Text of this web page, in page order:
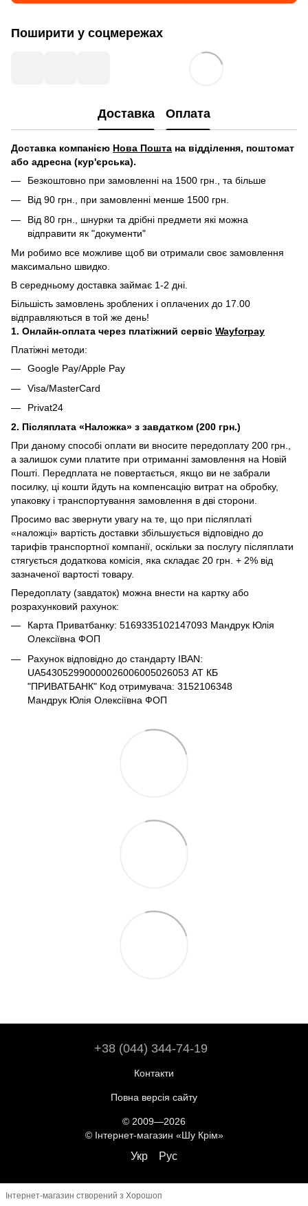
Поширити у соцмережах
Доставка Оплата
Доставка компанією Нова Пошта на відділення, поштомат
або адресна (кур'єрська).
Безкоштовно при замовленні на 1500 грн., та більше
Від 90 грн., при замовленні менше 1500 грн.
Від 80 грн., шнурки та дрібні предмети які можна
відправити як "документи"
Ми робимо все можливе щоб ви отримали своє замовлення
максимально швидко.
В середньому доставка займає 1-2 дні.
Більшість замовлень зроблених і оплачених до 17.00
відправляються в той же день!
1. Онлайн-оплата через платіжний сервіс Wayforpay
Платіжні методи:
Google Pay/Apple Pay
Visa/MasterCard
Privat24
2. Післяплата «Наложка» з завдатком (200 грн.)
При даному способі оплати ви вносите передоплату 200 грн.,
а залишок суми платите при отриманні замовлення на Новій
Пошті. Передплата не повертається, якщо ви не забрали
посилку, ці кошти йдуть на компенсацію витрат на обробку,
упаковку і транспортування замовлення в дві сторони.
Просимо вас звернути увагу на те, що при післяплаті
«наложці» вартість доставки збільшується відповідно до
тарифів транспортної компанії, оскільки за послугу післяплати
стягується додаткова комісія, яка складає 20 грн. + 2% від
зазначеної вартості товару.
Передоплату (завдаток) можна внести на картку або
розрахунковий рахунок:
Карта Приватбанку: 5169335102147093 Мандрук Юлія
Олексіївна ФОП
Рахунок відповідно до стандарту IBAN:
UA543052990000026006005026053 АТ КБ
"ПРИВАТБАНК" Код отримувача: 3152106348
Мандрук Юлія Олексіївна ФОП
+38 (044) 344-74-19
Контакти
Повна версія сайту
© 2009—2026
© Інтернет-магазин «Шу Крім»
Укр Рус
Інтернет-магазин створений з Хорошоп